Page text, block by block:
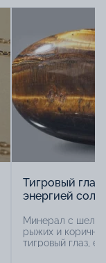
Тигровый
энергией
Минерал с
рыжих и
тигровый глаз,